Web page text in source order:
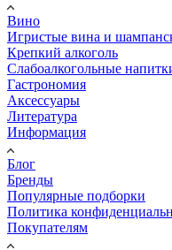
Вино
Игристые вина и
Крепкий алкоголь
Слабоалкогольные
Гастрономия
Аксессуары
Литература
Информация
Блог
Бренды
Популярные подборки
Политика
Покупателям